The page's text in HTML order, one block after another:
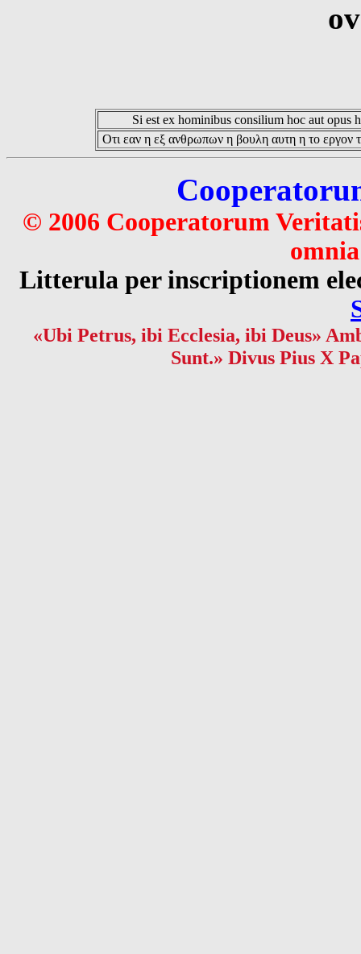
Si est ex hominibus consilium hoc aut opus
Οτι εαν η εξ ανθρωπων η βουλη αυτη η το εργον
© 2006 Cooperatorum
Litterula per inscriptionem
«Ubi Petrus, ibi Ecclesia, ibi Deus»
Sunt.» Divus Pius X